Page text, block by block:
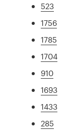
523
1756
1785
1704
910
1693
1433
285